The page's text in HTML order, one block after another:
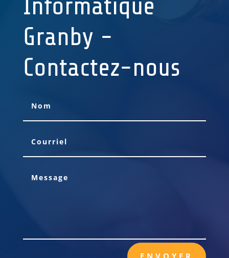
Informatique
Granby -
Contactez-nous